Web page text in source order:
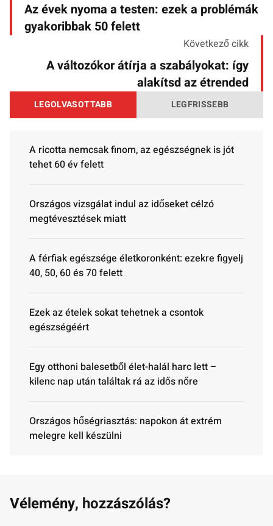
Az évek nyoma a testen: ezek a problémák
gyakoribbak 50 felett
Következő cikk
A változókor átírja a szabályokat: így
alakítsd az étrended
LEGOLVASOTTABB LEGFRISSEBB
A ricotta nemcsak finom, az egészségnek is jót
tehet 60 év felett
Országos vizsgálat indul az időseket célzó
megtévesztések miatt
A férfiak egészsége életkoronként: ezekre figyelj
40, 50, 60 és 70 felett
Ezek az ételek sokat tehetnek a csontok
egészségéért
Egy otthoni balesetből élet-halál harc lett –
kilenc nap után találtak rá az idős nőre
Országos hőségriasztás: napokon át extrém
melegre kell készülni
Vélemény, hozzászólás?